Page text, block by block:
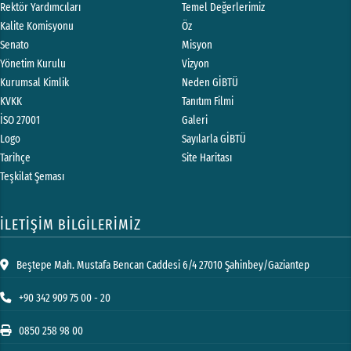
Rektör Yardımcıları
Kalite Komisyonu
Senato
Yönetim Kurulu
Kurumsal Kimlik
KVKK
İSO 27001
Logo
Tarihçe
Teşkilat Şeması
Temel Değerlerimiz
Öz
Misyon
Vizyon
Neden GİBTÜ
Tanıtım Filmi
Galeri
Sayılarla GİBTÜ
Site Haritası
İLETİŞİM BİLGİLERİMİZ
Beştepe Mah. Mustafa Bencan Caddesi 6/4 27010 Şahinbey/Gaziantep
+90 342 909 75 00 - 20
0850 258 98 00